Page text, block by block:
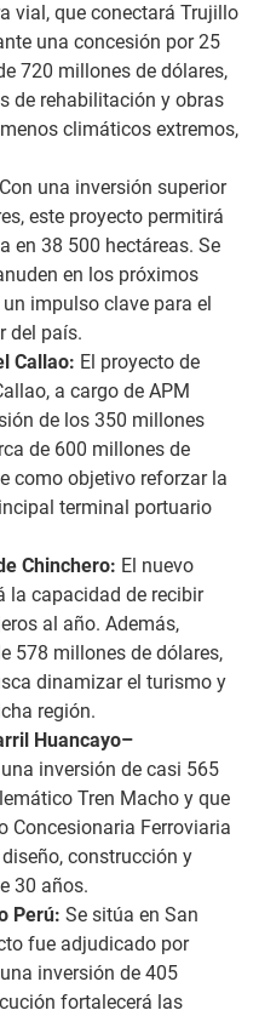
vial, que conectará Trujillo
una concesión por 25
720 millones de dólares,
de rehabilitación y obras
climáticos extremos,
Con una inversión superior
este proyecto permitirá
en 38 500 hectáreas. Se
en los próximos
impulso clave para el
del país.
Callao: El proyecto de
a cargo de APM
de los 350 millones
de 600 millones de
como objetivo reforzar la
terminal portuario
Chinchero: El nuevo
la capacidad de recibir
al año. Además,
578 millones de dólares,
dinamizar el turismo y
región.
Huancayo–
inversión de casi 565
Tren Macho y que
Concesionaria Ferroviaria
construcción y
30 años.
Perú: Se sitúa en San
fue adjudicado por
inversión de 405
fortalecerá las